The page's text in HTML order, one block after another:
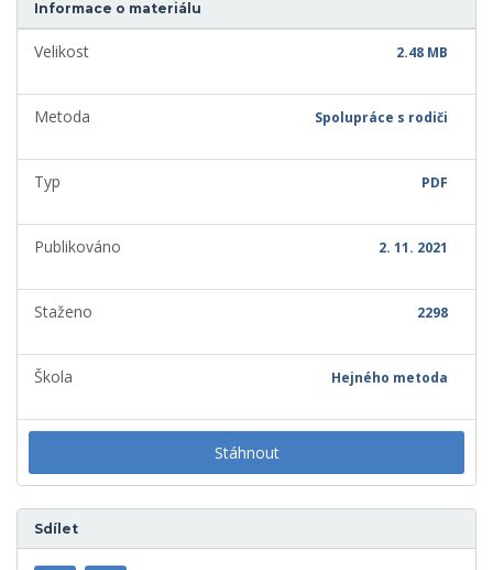
Informace o materiálu
2.48 MB
Velikost
Metoda Spolupráce s rodiči
Typ PDF
2. 11. 2021
Publikováno
2298
Staženo
Škola Hejného metoda
Stáhnout
Sdílet